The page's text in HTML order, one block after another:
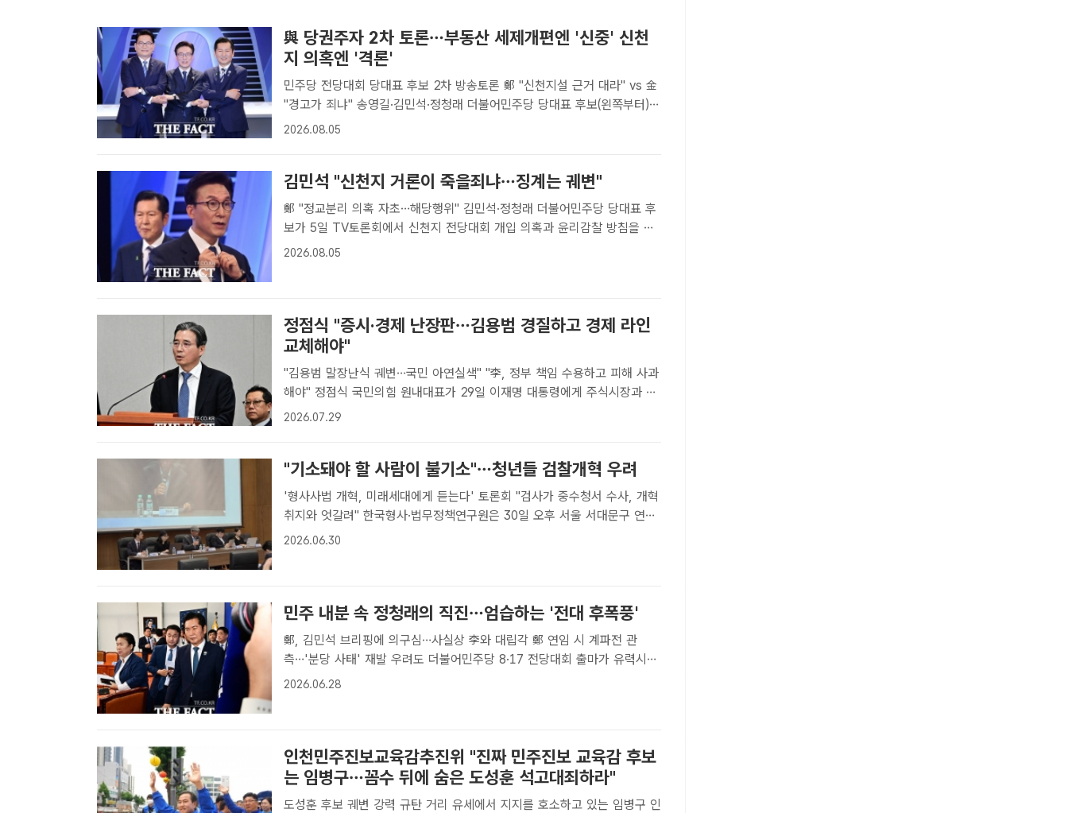
與 당권주자 2차 토론…부동산 세제개편엔 '신중' 신천
지 의혹엔 '격론'
민주당 전당대회 당대표 후보 2차 방송토론 鄭 "신천지설 근거 대라" vs 金
"경고가 죄냐" 송영길·김민석·정청래 더불어민주당 당대표 후보(왼쪽부터)가
5일 오후 서울 여의도 KBS에서 열린 TV토론회 시작 전 포즈를 취하고 있
2026.08.05
김민석 "신천지 거론이 죽을죄냐…징계는 궤변"
鄭 "정교분리 의혹 자초…해당행위" 김민석·정청래 더불어민주당 당대표 후
보가 5일 TV토론회에서 신천지 전당대회 개입 의혹과 윤리감찰 방침을 두
고 충돌했다. 사진은 김민석, 정청래 민주당 당대표 후보가 5일 서울 여의도
2026.08.05
정점식 "증시·경제 난장판…김용범 경질하고 경제 라인
교체해야"
"김용범 말장난식 궤변…국민 아연실색" "李, 정부 책임 수용하고 피해 사과
해야" 정점식 국민의힘 원내대표가 29일 이재명 대통령에게 주식시장과 경
제를 혼란에 빠뜨린 책임을 물어 김용범(사진) 김용범 청와대 정책실장을 즉
2026.07.29
"기소돼야 할 사람이 불기소"…청년들 검찰개혁 우려
'형사사법 개혁, 미래세대에게 듣는다' 토론회 "검사가 중수청서 수사, 개혁
취지와 엇갈려" 한국형사·법무정책연구원은 30일 오후 서울 서대문구 연세
대 로스쿨 별관 국제회의장에서 '형사사법 개혁의 미래, 미래세대에게 듣는
2026.06.30
민주 내분 속 정청래의 직진…엄습하는 '전대 후폭풍'
鄭, 김민석 브리핑에 의구심…사실상 李와 대립각 鄭 연임 시 계파전 관
측…'분당 사태' 재발 우려도 더불어민주당 8·17 전당대회 출마가 유력시되
는 정청래 민주당 의원이 당대표직 사퇴 이후 이재명 정부에 맞서는 듯한 모
2026.06.28
인천민주진보교육감추진위 "진짜 민주진보 교육감 후보
는 임병구…꼼수 뒤에 숨은 도성훈 석고대죄하라"
도성훈 후보 궤변 강력 규탄 거리 유세에서 지지를 호소하고 있는 임병구 인